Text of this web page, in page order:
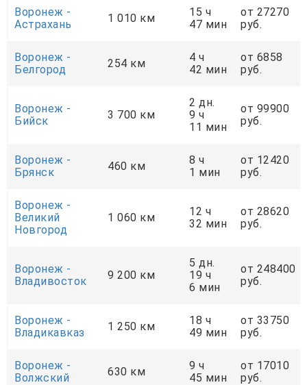
Воронеж -
Астрахань
1 010 км
15 ч
47 мин
от 27270
руб.
Воронеж -
Белгород
254 км
4 ч
42 мин
от 6858
руб.
Воронеж -
Бийск
3 700 км
2 дн.
9 ч
11 мин
от 99900
руб.
Воронеж -
Брянск
460 км
8 ч
1 мин
от 12420
руб.
Воронеж -
Великий
Новгород
1 060 км
12 ч
32 мин
от 28620
руб.
Воронеж -
Владивосток
9 200 км
5 дн.
19 ч
6 мин
от 248400
руб.
Воронеж -
Владикавказ
1 250 км
18 ч
49 мин
от 33750
руб.
Воронеж -
Волжский
630 км
9 ч
45 мин
от 17010
руб.